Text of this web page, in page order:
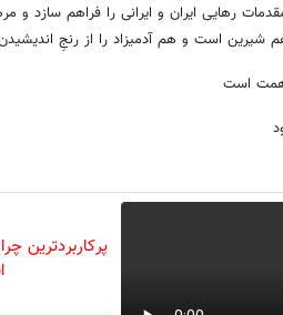
رهایی ایران و ایرانی را فراهم سازد و
شیرین است و هم آدمیزاد را از رنجِ
است